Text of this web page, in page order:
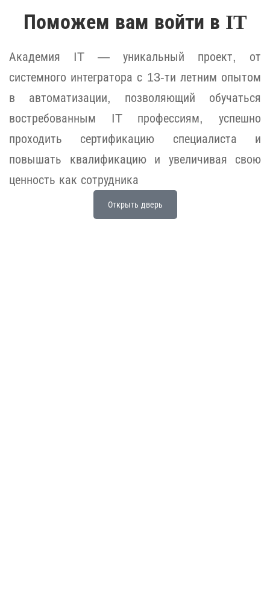
Поможем вам войти в IT
Академия IT — уникальный проект, от
системного интегратора с 13-ти летним опытом
в автоматизации, позволяющий обучаться
востребованным IT профессиям, успешно
проходить сертификацию специалиста и
повышать квалификацию и увеличивая свою
ценность как сотрудника
Открыть дверь